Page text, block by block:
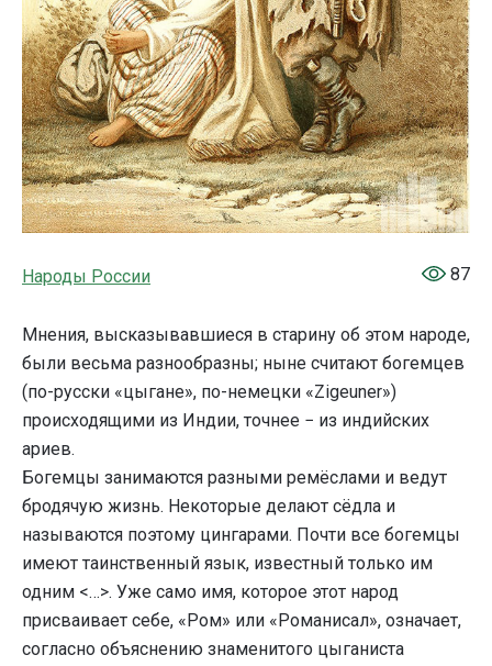
Народы России 87
Мнения, высказывавшиеся в старину об этом народе,
были весьма разнообразны; ныне считают богемцев
(по-русски «цыгане», по-немецки «Zigeuner»)
происходящими из Индии, точнее − из индийских
ариев.
Богемцы занимаются разными ремёслами и ведут
бродячую жизнь. Некоторые делают сёдла и
называются поэтому цингарами. Почти все богемцы
имеют таинственный язык, известный только им
одним <…>. Уже само имя, которое этот народ
присваивает себе, «Ром» или «Романисал», означает,
согласно объяснению знаменитого цыганиста